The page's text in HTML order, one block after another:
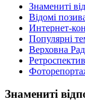
Знамениті
Відомі
Интернет-
Популярні
Верховна
Знамениті